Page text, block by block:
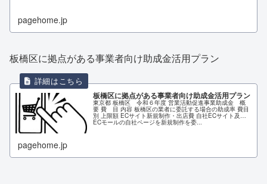
pagehome.jp
板橋区に拠点がある事業者向け助成金活用プラン
板橋区に拠点がある事業者向け助成金活用プラン
東京都 板橋区 令和６年度 営業活動促進事業助成金 概
要 費 目 内容 板橋区の業者に委託する場合の助成率 費目
別 上限額 ECサイト新規制作・出店費 自社ECサイト及び
ECモールの自社ページを新規制作を委...
pagehome.jp